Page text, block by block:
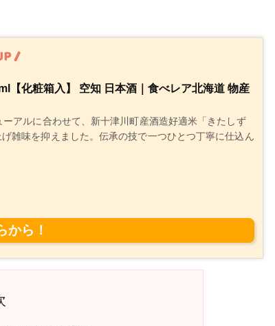
化粧箱入】 空知 日本酒｜食べレア北海道 物産
アルに合わせて、新十津川町産酒造好適米「きたしず
雑味を抑えました。伝承の技で一つひとつ丁寧に仕込ん